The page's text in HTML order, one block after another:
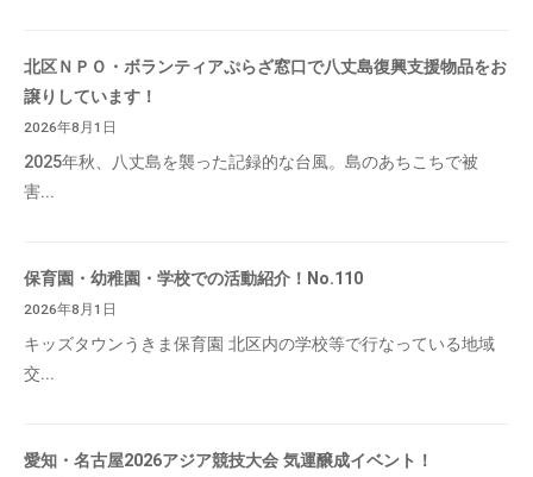
北区ＮＰＯ・ボランティアぷらざ窓口で八丈島復興支援物品をお
譲りしています！
2026年8月1日
2025年秋、八丈島を襲った記録的な台風。島のあちこちで被
害...
保育園・幼稚園・学校での活動紹介！No.110
2026年8月1日
キッズタウンうきま保育園 北区内の学校等で行なっている地域
交...
愛知・名古屋2026アジア競技大会 気運醸成イベント！